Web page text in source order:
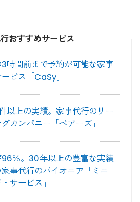
おすすめサービス
時間前まで予約が可能な家事
ビス「CaSy」
以上の実績。家事代行のリー
カンパニー「ベアーズ」
％。30年以上の豊富な実績
事代行のパイオニア「ミニ
サービス」